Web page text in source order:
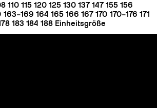
110 115 120 125 130 137 147 155 156
163–169 164 165 166 167 170 170–176 171
183 184 188 Einheitsgröße